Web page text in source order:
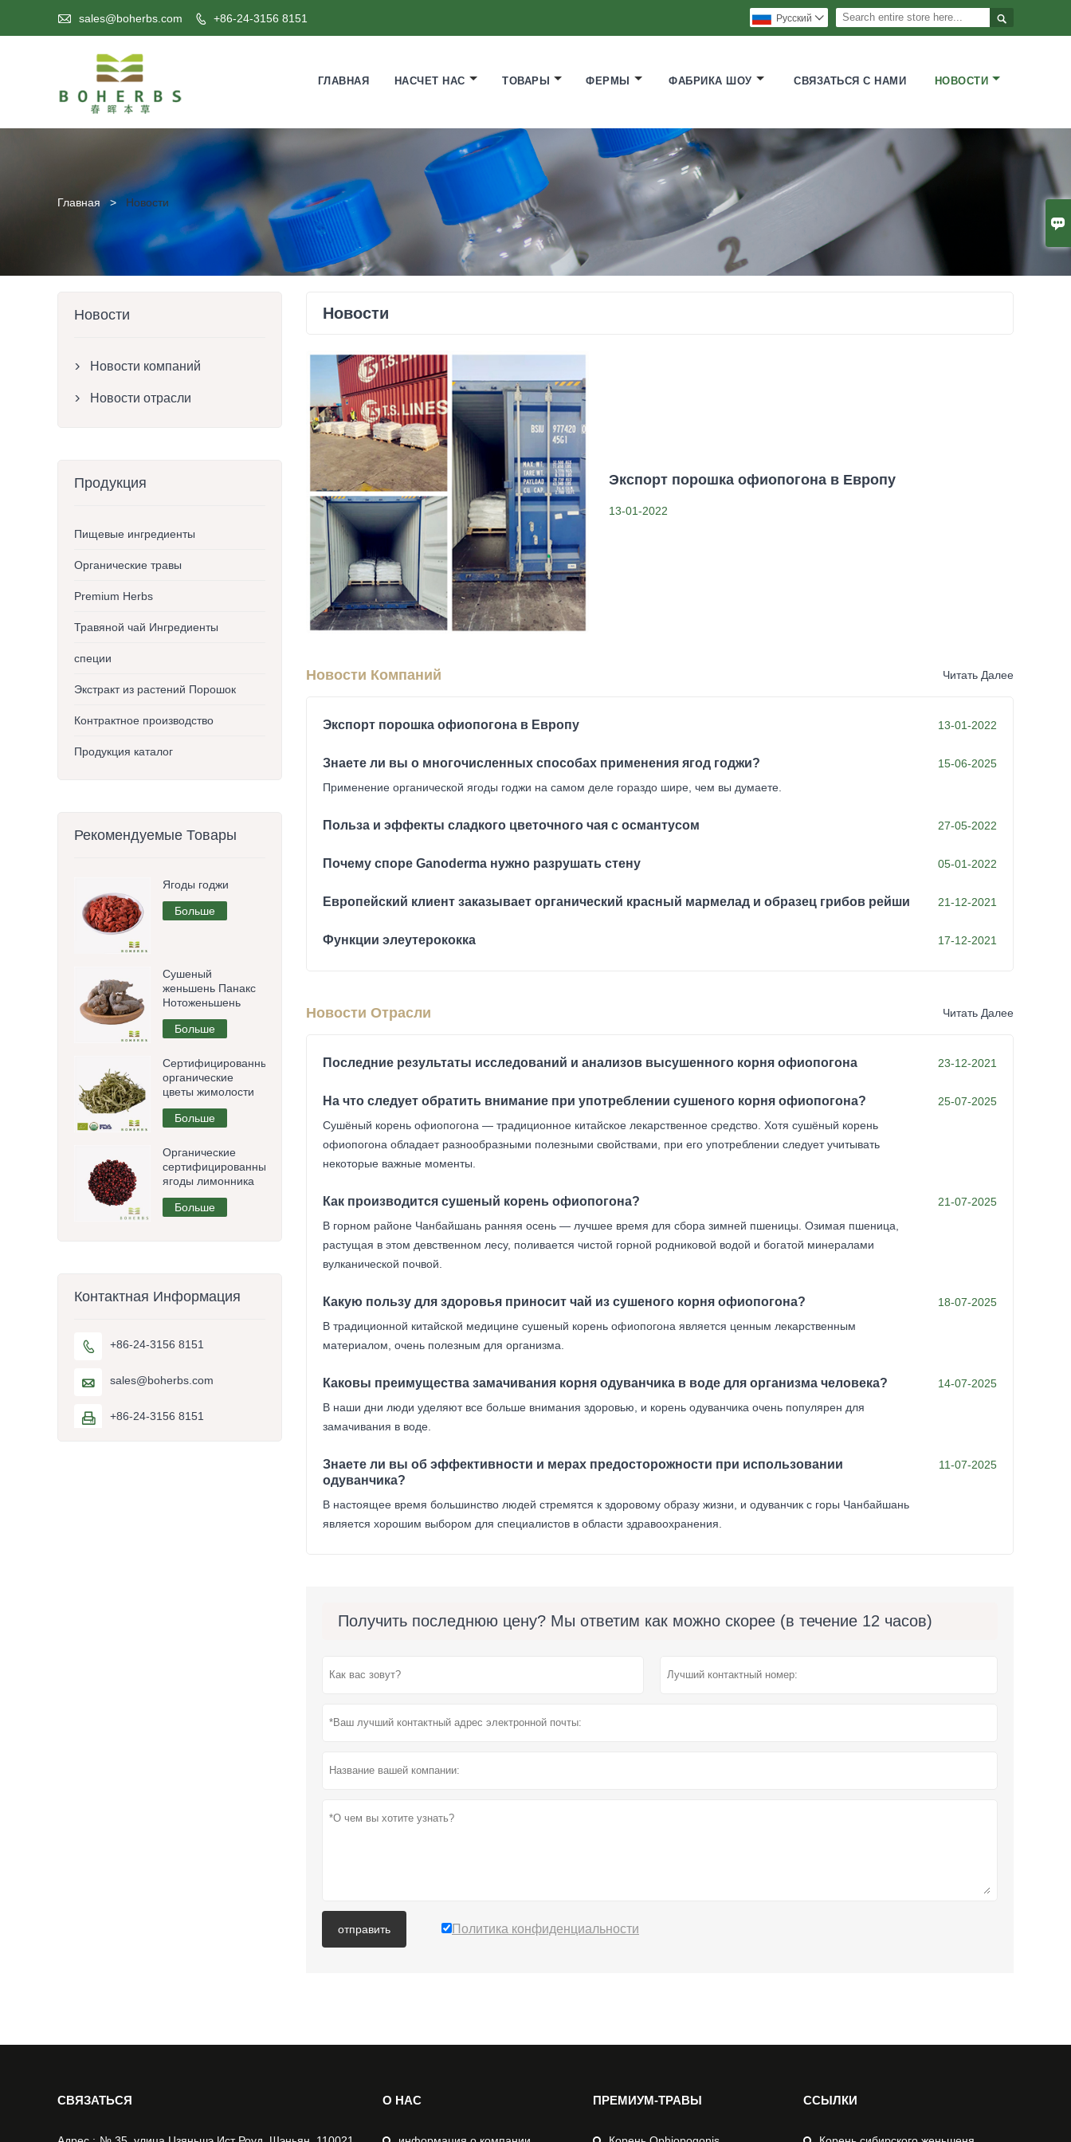

 sales@boherbs.com  +86-24-3156 8151 
Pусский 
ГЛАВНАЯ НАСЧЕТ НАС ТОВАРЫ ФЕРМЫ ФАБРИКА ШОУ СВЯЗАТЬСЯ С НАМИ НОВОСТИ
Главная > Hовости
Hовости
Экспорт порошка офиопогона в Европу
13-01-2022
Новости Компаний Читать Далее
13-01-2022
Экспорт порошка офиопогона в Европу
15-06-2025
Знаете ли вы о многочисленных способах применения ягод годжи?
Применение органической ягоды годжи на самом деле гораздо шире, чем вы думаете.
27-05-2022
Польза и эффекты сладкого цветочного чая с османтусом
05-01-2022
Почему споре Ganoderma нужно разрушать стену
21-12-2021
Европейский клиент заказывает органический красный мармелад и образец грибов рейши
17-12-2021
Функции элеутерококка
Новости Отрасли Читать Далее
23-12-2021
Последние результаты исследований и анализов высушенного корня офиопогона
25-07-2025
На что следует обратить внимание при употреблении сушеного корня офиопогона?
Сушёный корень офиопогона — традиционное китайское лекарственное средство. Хотя сушёный корень
офиопогона обладает разнообразными полезными свойствами, при его употреблении следует учитывать
некоторые важные моменты.
21-07-2025
Как производится сушеный корень офиопогона?
В горном районе Чанбайшань ранняя осень — лучшее время для сбора зимней пшеницы. Озимая пшеница,
растущая в этом девственном лесу, поливается чистой горной родниковой водой и богатой минералами
вулканической почвой.
18-07-2025
Какую пользу для здоровья приносит чай из сушеного корня офиопогона?
В традиционной китайской медицине сушеный корень офиопогона является ценным лекарственным
материалом, очень полезным для организма.
14-07-2025
Каковы преимущества замачивания корня одуванчика в воде для организма человека?
В наши дни люди уделяют все больше внимания здоровью, и корень одуванчика очень популярен для
замачивания в воде.
11-07-2025
Знаете ли вы об эффективности и мерах предосторожности при использовании
одуванчика?
В настоящее время большинство людей стремятся к здоровому образу жизни, и одуванчик с горы Чанбайшань
является хорошим выбором для специалистов в области здравоохранения.
Получить последнюю цену? Мы ответим как можно скорее (в течение 12 часов)
отправить Политика конфиденциальности
Новости
 Новости компаний
 Новости отрасли
Продукция
Пищевые ингредиенты
Органические травы
Premium Herbs
Травяной чай Ингредиенты
специи
Экстракт из растений Порошок
Контрактное производство
Продукция каталог
Рекомендуемые Товары
Ягоды годжи
Больше
Сушеный
женьшень Панакс
Нотоженьшень
Больше
Сертифицированные
органические
цветы жимолости
Больше
Органические
сертифицированные
ягоды лимонника
Больше
Контактная Информация
 +86-24-3156 8151
 sales@boherbs.com
 +86-24-3156 8151
CВЯЗАТЬСЯ О НАС ПРЕМИУМ-ТРАВЫ ССЫЛКИ